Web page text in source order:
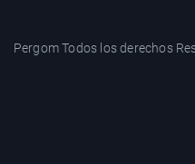
Pergom Todos los derechos